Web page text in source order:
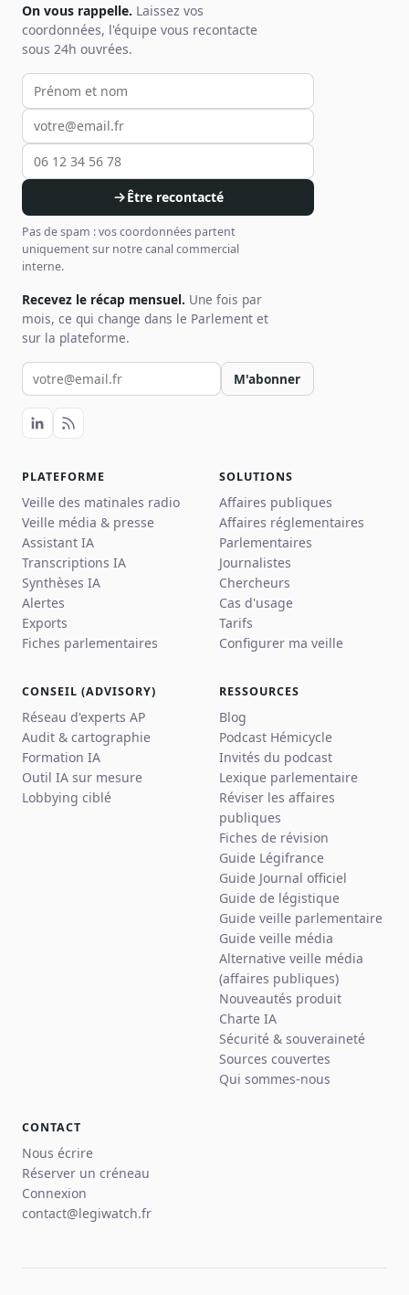
On vous rappelle. Laissez vos
coordonnées, l'équipe vous recontacte
sous 24h ouvrées.
Votre prénom et nom
Votre email
Votre téléphone
Être recontacté
Pas de spam : vos coordonnées partent
uniquement sur notre canal commercial
interne.
Recevez le récap mensuel. Une fois par
mois, ce qui change dans le Parlement et
sur la plateforme.
Votre email pour la newsletter
M'abonner
PLATEFORME
Veille des matinales radio
Veille média & presse
Assistant IA
Transcriptions IA
Synthèses IA
Alertes
Exports
Fiches parlementaires
SOLUTIONS
Affaires publiques
Affaires réglementaires
Parlementaires
Journalistes
Chercheurs
Cas d'usage
Tarifs
Configurer ma veille
CONSEIL (ADVISORY)
Réseau d'experts AP
Audit & cartographie
Formation IA
Outil IA sur mesure
Lobbying ciblé
RESSOURCES
Blog
Podcast Hémicycle
Invités du podcast
Lexique parlementaire
Réviser les affaires
publiques
Fiches de révision
Guide Légifrance
Guide Journal officiel
Guide de légistique
Guide veille parlementaire
Guide veille média
Alternative veille média
(affaires publiques)
Nouveautés produit
Charte IA
Sécurité & souveraineté
Sources couvertes
Qui sommes-nous
CONTACT
Nous écrire
Réserver un créneau
Connexion
contact@legiwatch.fr